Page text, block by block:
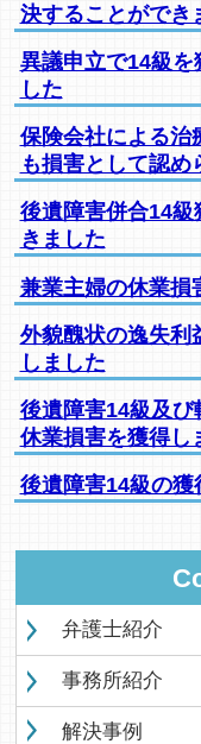
決することができ
異議申立で14級を
した
保険会社による治
も損害として認め
後遺障害併合14
きました
兼業主婦の休業損
外貌醜状の逸失利
しました
後遺障害14級及
休業損害を獲得し
後遺障害14級の
弁護士紹介
事務所紹介
解決事例